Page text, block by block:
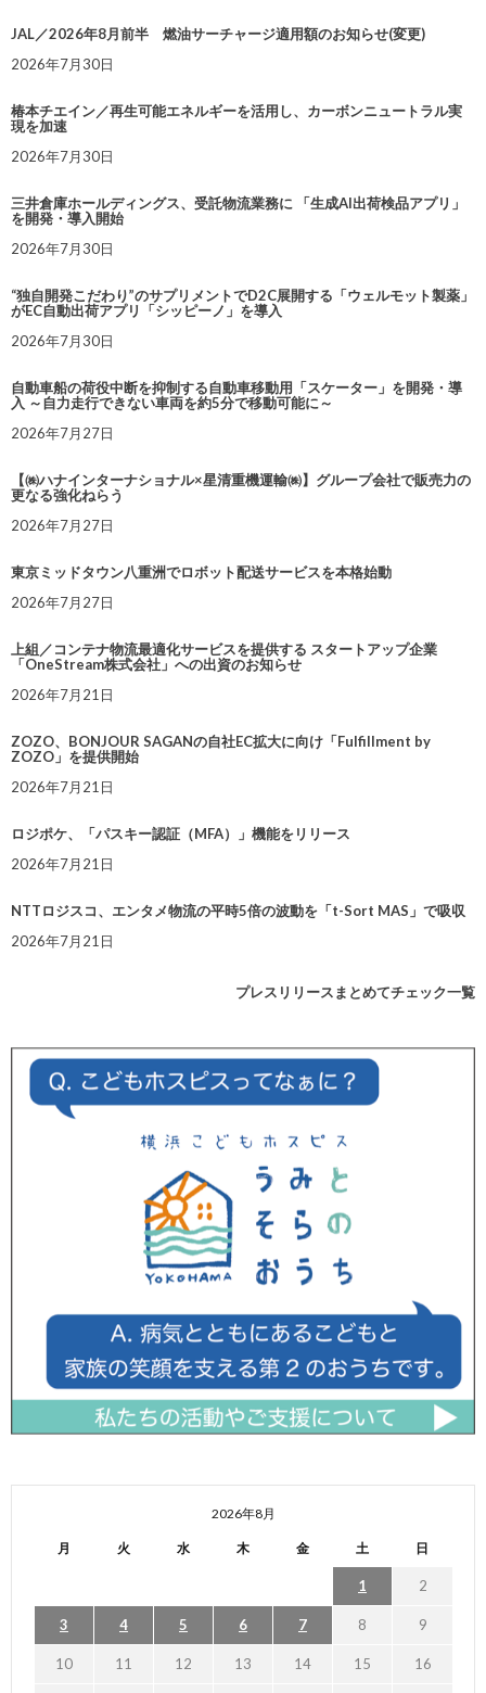
JAL／2026年8月前半 燃油サーチャージ適用額のお知らせ(変更)
2026年7月30日
椿本チエイン／再生可能エネルギーを活用し、カーボンニュートラル実
現を加速
2026年7月30日
三井倉庫ホールディングス、受託物流業務に 「生成AI出荷検品アプリ」
を開発・導入開始
2026年7月30日
“独自開発こだわり”のサプリメントでD2C展開する「ウェルモット製薬」
がEC自動出荷アプリ「シッピーノ」を導入
2026年7月30日
自動車船の荷役中断を抑制する自動車移動用「スケーター」を開発・導
入 ～自力走行できない車両を約5分で移動可能に～
2026年7月27日
【㈱ハナインターナショナル×星清重機運輸㈱】グループ会社で販売力の
更なる強化ねらう
2026年7月27日
東京ミッドタウン八重洲でロボット配送サービスを本格始動
2026年7月27日
上組／コンテナ物流最適化サービスを提供する スタートアップ企業
「OneStream株式会社」への出資のお知らせ
2026年7月21日
ZOZO、BONJOUR SAGANの自社EC拡大に向け「Fulfillment by
ZOZO」を提供開始
2026年7月21日
ロジポケ、「パスキー認証（MFA）」機能をリリース
2026年7月21日
NTTロジスコ、エンタメ物流の平時5倍の波動を「t-Sort MAS」で吸収
2026年7月21日
プレスリリースまとめてチェック一覧
2026年8月
月 火 水 木 金 土 日
1 2
3 4 5 6 7 8 9
10 11 12 13 14 15 16